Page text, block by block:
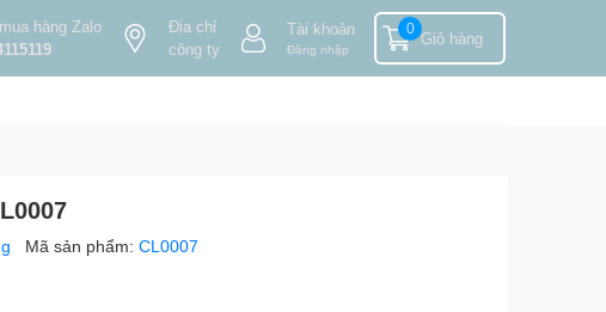
hàng Zalo
Địa chỉ
công ty
Tài khoản
Đăng nhập
Giỏ hàng
0
Mã sản phẩm: CL0007